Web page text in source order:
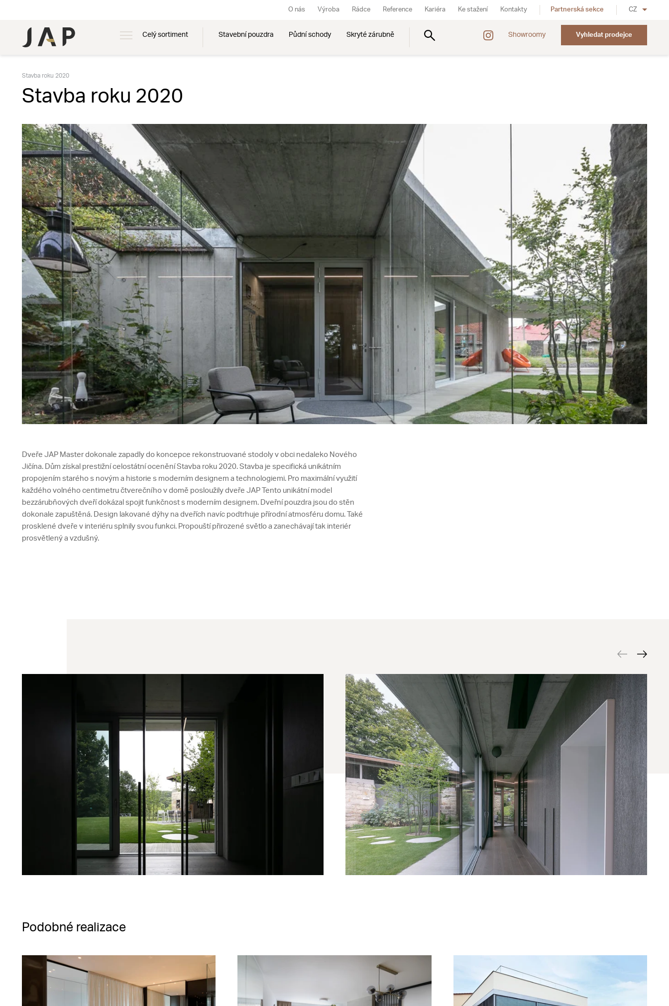
Celý sortiment Stavební pouzdra Půdní schody Skryté zárubně Showroomy Vyhledat prodejce
O nás Výroba Rádce Reference Kariéra Ke stažení Kontakty Partnerská sekce CZ
Stavba roku 2020
Stavba roku 2020
Dveře JAP Master dokonale zapadly do koncepce rekonstruované stodoly v obci nedaleko Nového
Jičína. Dům získal prestižní celostátní ocenění Stavba roku 2020. Stavba je specifická unikátním
propojením starého s novým a historie s moderním designem a technologiemi. Pro maximální využití
každého volného centimetru čtverečního v domě posloužily dveře JAP Tento unikátní model
bezzárubňových dveří dokázal spojit funkčnost s moderním designem. Dveřní pouzdra jsou do stěn
dokonale zapuštěná. Design lakované dýhy na dveřích navíc podtrhuje přírodní atmosféru domu. Také
prosklené dveře v interiéru splnily svou funkci. Propouští přirozené světlo a zanechávají tak interiér
prosvětlený a vzdušný.
Podobné realizace